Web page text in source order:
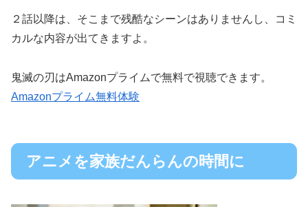
２話以降は、そこまで残酷なシーンはありませんし、コミ
カルな内容が出てきますよ。
鬼滅の刃はAmazonプライムで無料で視聴できます。
Amazonプライム無料体験
アニメを家族だんらんの時間に